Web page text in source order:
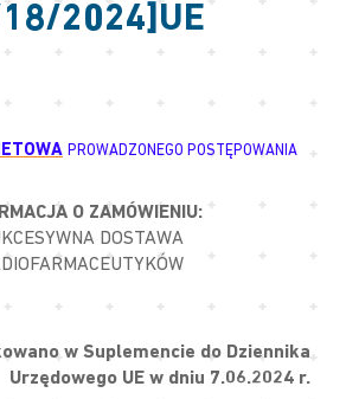
18/2024]UE
PROWADZONEGO POSTĘPOWANIA
O ZAMÓWIENIU:
DOSTAWA
w Suplemencie do Dziennika
Urzędowego UE w dniu 7.06.2024 r.